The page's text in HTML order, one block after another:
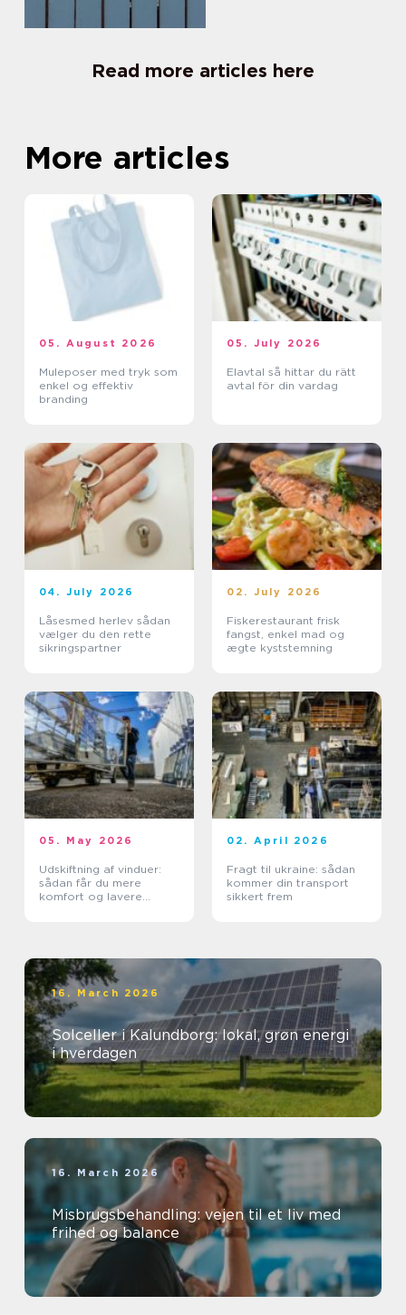
Read more articles here
More articles
05. August 2026
Muleposer med tryk som
enkel og effektiv
branding
05. July 2026
Elavtal så hittar du rätt
avtal för din vardag
04. July 2026
Låsesmed herlev sådan
vælger du den rette
sikringspartner
02. July 2026
Fiskerestaurant frisk
fangst, enkel mad og
ægte kyststemning
05. May 2026
Udskiftning af vinduer:
sådan får du mere
komfort og lavere
02. April 2026
Fragt til ukraine: sådan
kommer din transport
sikkert frem
16. March 2026
Solceller i Kalundborg: lokal, grøn energi
i hverdagen
16. March 2026
Misbrugsbehandling: vejen til et liv med
frihed og balance